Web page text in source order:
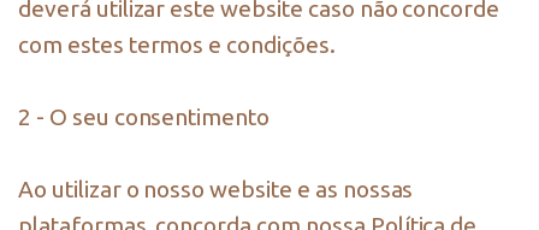
deverá utilizar este website caso não concorde
com estes termos e condições.
2 - O seu consentimento
Ao utilizar o nosso website e as nossas